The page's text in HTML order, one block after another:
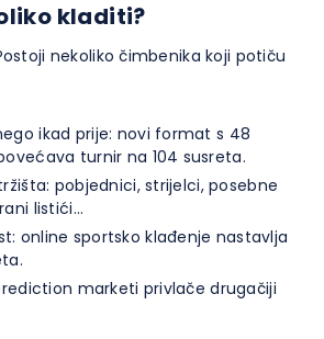
kladiti?
nekoliko čimbenika koji potiču
ikad prije: novi format s 48
turnir na 104 susreta.
pobjednici, strijelci, posebne
listići…
online sportsko klađenje nastavlja
marketi privlače drugačiji